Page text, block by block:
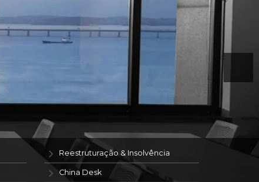
Reestruturação & Insolvência
China Desk